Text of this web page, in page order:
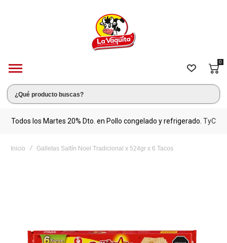
0
Todos los Martes 20% Dto. en Pollo congelado y refrigerado. TyC
Inicio Galletas Saltín Noel Tradicional x 524gr x 6 Tacos
imágenes